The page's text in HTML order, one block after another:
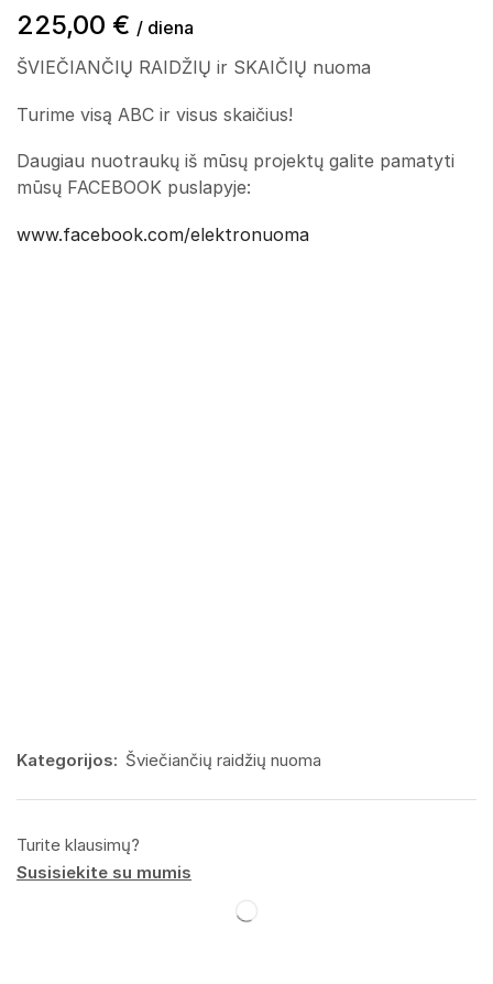
225,00 € / diena
ŠVIEČIANČIŲ RAIDŽIŲ ir SKAIČIŲ nuoma
Turime visą ABC ir visus skaičius!
Daugiau nuotraukų iš mūsų projektų galite pamatyti
mūsų FACEBOOK puslapyje:
www.facebook.com/elektronuoma
Kategorijos: Šviečiančių raidžių nuoma
Turite klausimų?
Susisiekite su mumis